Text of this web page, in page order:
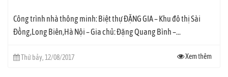
Công trình nhà thông minh: Biệt thự ĐẶNG GIA – Khu đô thị Sài
Đồng,Long Biên,Hà Nội – Gia chủ: Đặng Quang Bình –...
Thứ bảy, 12/08/2017 Xem thêm